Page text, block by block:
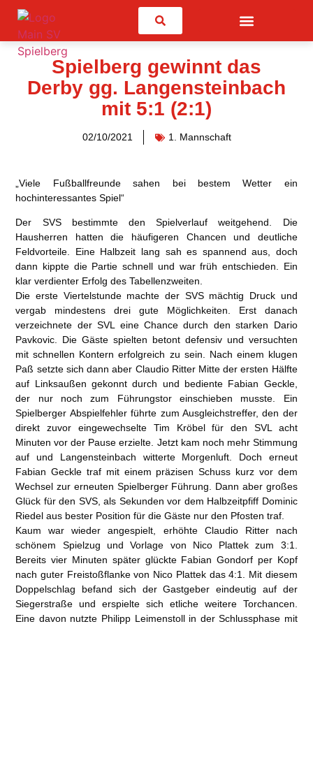
Suchen
Spielberg gewinnt das
Derby gg. Langensteinbach
mit 5:1 (2:1)
02/10/2021 1. Mannschaft
„Viele Fußballfreunde sahen bei bestem Wetter ein
hochinteressantes Spiel“
Der SVS bestimmte den Spielverlauf weitgehend. Die
Hausherren hatten die häufigeren Chancen und deutliche
Feldvorteile. Eine Halbzeit lang sah es spannend aus, doch
dann kippte die Partie schnell und war früh entschieden. Ein
klar verdienter Erfolg des Tabellenzweiten.
Die erste Viertelstunde machte der SVS mächtig Druck und
vergab mindestens drei gute Möglichkeiten. Erst danach
verzeichnete der SVL eine Chance durch den starken Dario
Pavkovic. Die Gäste spielten betont defensiv und versuchten
mit schnellen Kontern erfolgreich zu sein. Nach einem klugen
Paß setzte sich dann aber Claudio Ritter Mitte der ersten Hälfte
auf Linksaußen gekonnt durch und bediente Fabian Geckle,
der nur noch zum Führungstor einschieben musste. Ein
Spielberger Abspielfehler führte zum Ausgleichstreffer, den der
direkt zuvor eingewechselte Tim Kröbel für den SVL acht
Minuten vor der Pause erzielte. Jetzt kam noch mehr Stimmung
auf und Langensteinbach witterte Morgenluft. Doch erneut
Fabian Geckle traf mit einem präzisen Schuss kurz vor dem
Wechsel zur erneuten Spielberger Führung. Dann aber großes
Glück für den SVS, als Sekunden vor dem Halbzeitpfiff Dominic
Riedel aus bester Position für die Gäste nur den Pfosten traf.
Kaum war wieder angespielt, erhöhte Claudio Ritter nach
schönem Spielzug und Vorlage von Nico Plattek zum 3:1.
Bereits vier Minuten später glückte Fabian Gondorf per Kopf
nach guter Freistoßflanke von Nico Plattek das 4:1. Mit diesem
Doppelschlag befand sich der Gastgeber eindeutig auf der
Siegerstraße und erspielte sich etliche weitere Torchancen.
Eine davon nutzte Philipp Leimenstoll in der Schlussphase mit